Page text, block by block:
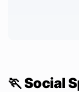
🏃 Social